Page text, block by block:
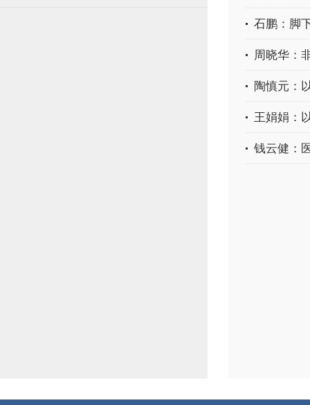
石鹏：脚
周晓华：
陶慎元：
王娟娟：
钱云健：